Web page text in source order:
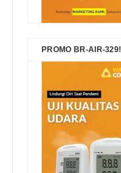
PROMO BR-AIR-329!